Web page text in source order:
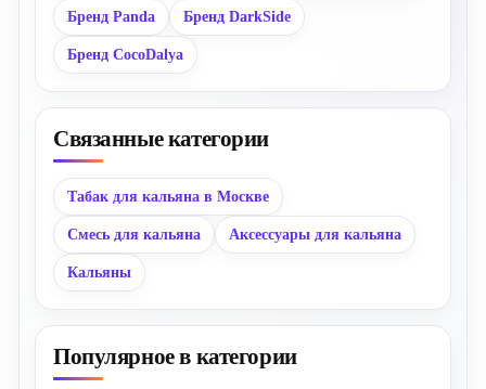
Бренд Panda Бренд DarkSide
Бренд CocoDalya
Связанные категории
Табак для кальяна в Москве
Смесь для кальяна Аксессуары для кальяна
Кальяны
Популярное в категории